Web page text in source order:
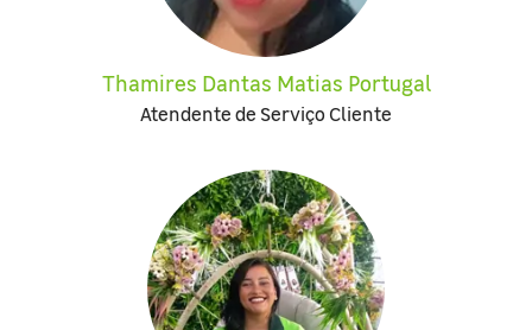
Thamires Dantas Matias Portugal
Atendente de Serviço Cliente